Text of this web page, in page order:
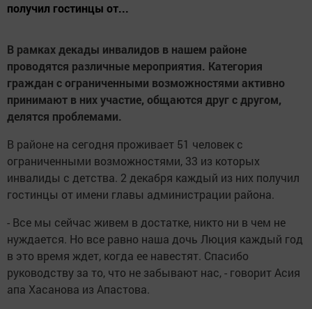
получил гостинцы от...
В рамках декады инвалидов в нашем районе
проводятся различные мероприятия. Категория
граждан с ограниченными возможностями активно
принимают в них участие, общаются друг с другом,
делятся проблемами.
В районе на сегодня проживает 51 человек с
ограниченными возможностями, 33 из которых
инвалиды с детства. 2 декабря каждый из них получил
гостинцы от имени главы администрации района.
- Все мы сейчас живем в достатке, никто ни в чем не
нуждается. Но все равно наша дочь Люция каждый год
в это время ждет, когда ее навестят. Спасибо
руководству за то, что не забывают нас, - говорит Асия
апа Хасанова из Апастова.